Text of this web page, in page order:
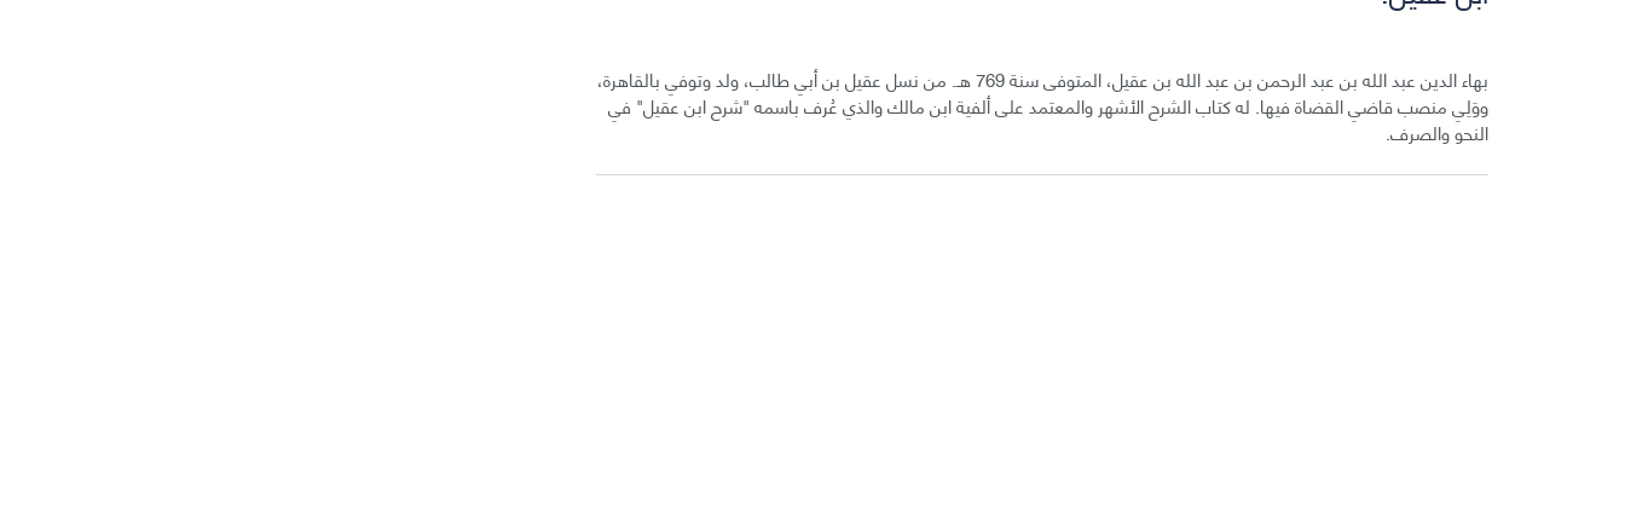
بهاء الدين عبد الله بن عبد الرحمن بن عبد الله بن عقيل، المتوفى سنة 769 هـ. من نسل عقيل بن أبي طالب، ولد وتوفي بالقاهرة،
ووَلِي منصب قاضي القضاة فيها. له كتاب الشرح الأشهر والمعتمد على ألفية ابن مالك والذي عُرف باسمه "شرح ابن عقيل" في
النحو والصرف.